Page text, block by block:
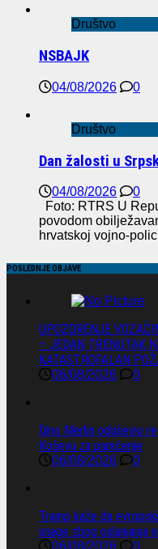
Društvo
NSBAJK
04/08/2026 0
Društvo
Dan žalosti u
04/08/2026
0
Foto: RTRS U
povodom
hrvatskoj vojno-
POSLEDNJE OBJAVE
UPOZORENJE
– JEDAN TRENUTAK
KATASTROFALAN
06/08/2026 0
Dino Merlin oduševio
Koševu za pamćenje
06/08/2026 0
Tramp kaže da
snage zbog oslanjanja